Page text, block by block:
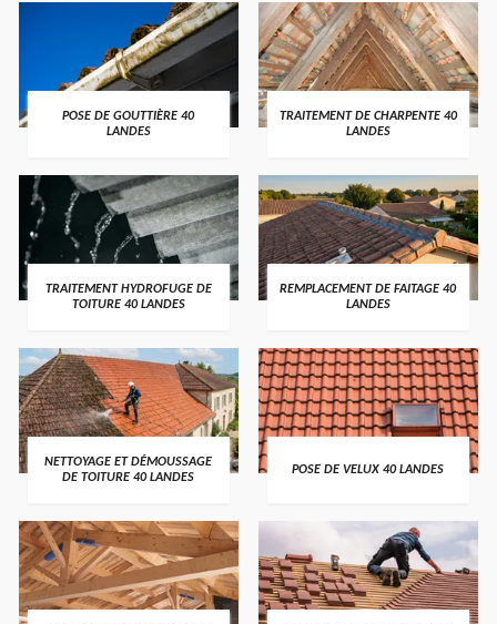
POSE DE GOUTTIÈRE 40
LANDES
TRAITEMENT DE CHARPENTE 40
LANDES
TRAITEMENT HYDROFUGE DE
TOITURE 40 LANDES
REMPLACEMENT DE FAITAGE 40
LANDES
NETTOYAGE ET DÉMOUSSAGE
DE TOITURE 40 LANDES
POSE DE VELUX 40 LANDES